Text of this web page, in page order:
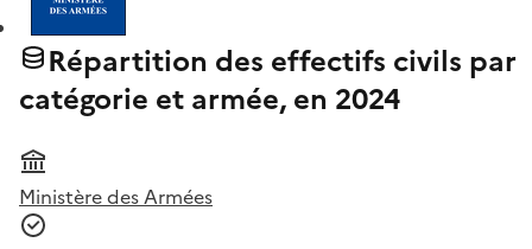
Répartition des effectifs civils par
catégorie et armée, en 2024
Ministère des Armées